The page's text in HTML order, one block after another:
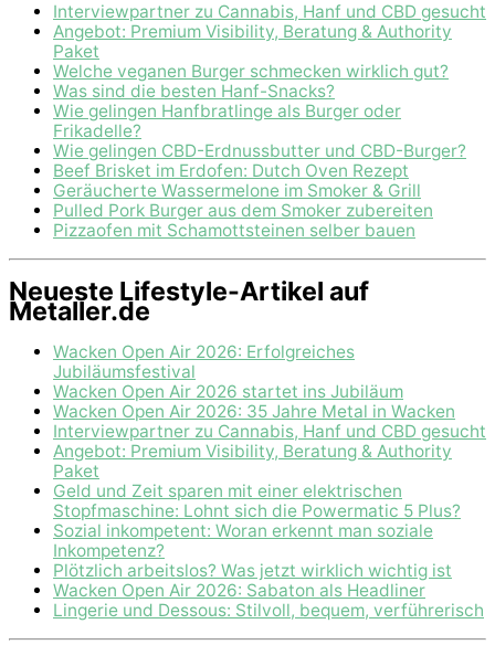
Interviewpartner zu Cannabis, Hanf und CBD gesucht
Angebot: Premium Visibility, Beratung & Authority
Paket
Welche veganen Burger schmecken wirklich gut?
Was sind die besten Hanf-Snacks?
Wie gelingen Hanfbratlinge als Burger oder
Frikadelle?
Wie gelingen CBD-Erdnussbutter und CBD-Burger?
Beef Brisket im Erdofen: Dutch Oven Rezept
Geräucherte Wassermelone im Smoker & Grill
Pulled Pork Burger aus dem Smoker zubereiten
Pizzaofen mit Schamottsteinen selber bauen
Neueste Lifestyle-Artikel auf
Metaller.de
Wacken Open Air 2026: Erfolgreiches
Jubiläumsfestival
Wacken Open Air 2026 startet ins Jubiläum
Wacken Open Air 2026: 35 Jahre Metal in Wacken
Interviewpartner zu Cannabis, Hanf und CBD gesucht
Angebot: Premium Visibility, Beratung & Authority
Paket
Geld und Zeit sparen mit einer elektrischen
Stopfmaschine: Lohnt sich die Powermatic 5 Plus?
Sozial inkompetent: Woran erkennt man soziale
Inkompetenz?
Plötzlich arbeitslos? Was jetzt wirklich wichtig ist
Wacken Open Air 2026: Sabaton als Headliner
Lingerie und Dessous: Stilvoll, bequem, verführerisch